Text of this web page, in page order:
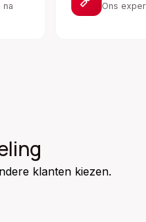
na
Ons
klanten kiezen.